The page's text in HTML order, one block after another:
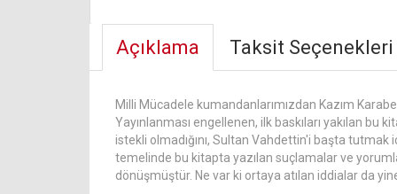
Açıklama Taksit Seçenekleri
Milli Mücadele kumandanlarımızdan Kazım
Yayınlanması engellenen, ilk baskıları yakılan
istekli olmadığını, Sultan Vahdettin'i başta tutmak
temelinde bu kitapta yazılan suçlamalar ve
dönüşmüştür. Ne var ki ortaya atılan iddialar da